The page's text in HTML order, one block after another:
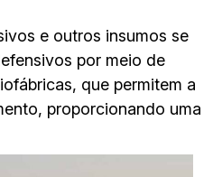
e outros insumos se
por meio de
que permitem a
proporcionando uma